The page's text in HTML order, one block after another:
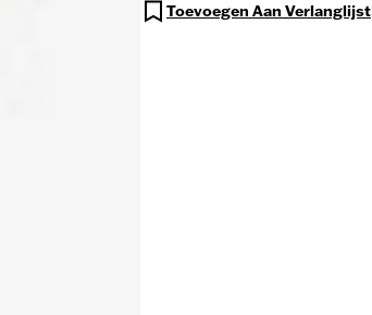
Toevoegen Aan Verlanglijst